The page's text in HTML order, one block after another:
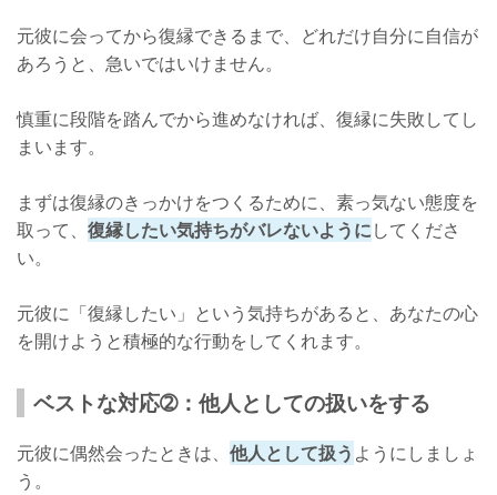
元彼に会ってから復縁できるまで、どれだけ自分に自信が
あろうと、急いではいけません。
慎重に段階を踏んでから進めなければ、復縁に失敗してし
まいます。
まずは復縁のきっかけをつくるために、素っ気ない態度を
取って、 復縁したい気持ちがバレないようにしてくださ
い。
元彼に「復縁したい」という気持ちがあると、あなたの心
を開けようと積極的な行動をしてくれます。
ベストな対応➁：他人としての扱いをする
元彼に偶然会ったときは、 他人として扱う ようにしましょ
う。